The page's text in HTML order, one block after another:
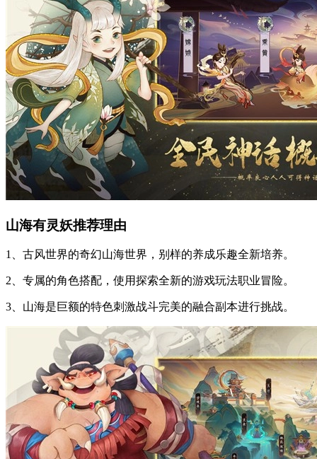
山海有灵妖推荐理由
1、古风世界的奇幻山海世界，别样的养成乐趣全新培养。
2、专属的角色搭配，使用探索全新的游戏玩法职业冒险。
3、山海是巨额的特色刺激战斗完美的融合副本进行挑战。